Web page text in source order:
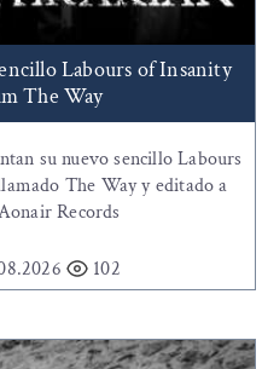
Labours of Insanity
The Way
su nuevo sencillo Labours
The Way y editado a
Records
102